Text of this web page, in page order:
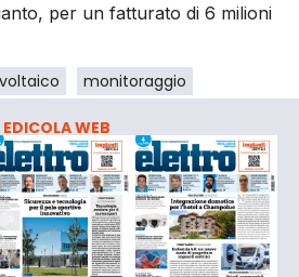
per un fatturato di 6 milioni
monitoraggio
EDICOLA WEB